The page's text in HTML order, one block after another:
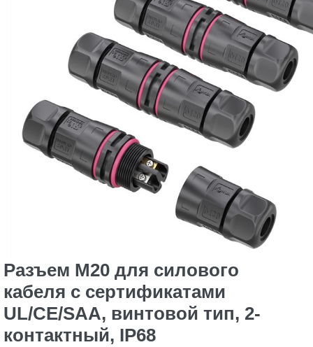
Разъем M20 для силового
кабеля с сертификатами
UL/CE/SAA, винтовой тип, 2-
контактный, IP68